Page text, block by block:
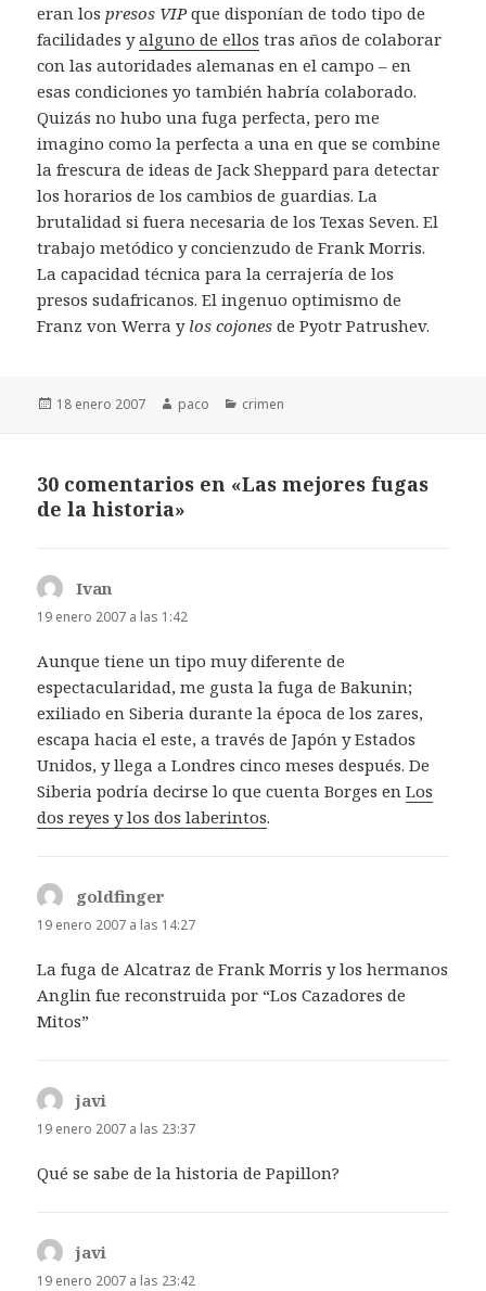
eran lospresos VIPque disponían de todo tipo de
facilidades yalguno de ellos tras años de colaborar
con las autoridades alemanas en el campo – en
esas condiciones yo también habría colaborado.
Quizás no hubo una fuga perfecta, pero me
imagino como la perfecta a una en que se combine
la frescura de ideas de Jack Sheppard para detectar
los horarios de los cambios de guardias. La
brutalidad si fuera necesaria de los Texas Seven. El
trabajo metódico y concienzudo de Frank Morris.
La capacidad técnica para la cerrajería de los
presos sudafricanos. El ingenuo optimismo de
Franz von Werra y los cojones de Pyotr Patrushev.
Publicado
18 enero 2007 Autor
paco Categorías
crimen
30 comentarios en «Las mejores fugas
de la historia»
Ivan
19 enero 2007 a las 1:42
Aunque tiene un tipo muy diferente de
espectacularidad, me gusta la fuga de Bakunin;
exiliado en Siberia durante la época de los zares,
escapa hacia el este, a través de Japón y Estados
Unidos, y llega a Londres cinco meses después. De
Siberia podría decirse lo que cuenta Borges enLos
dos reyes y los dos laberintos.
goldfinger
19 enero 2007 a las 14:27
La fuga de Alcatraz de Frank Morris y los hermanos
Anglin fue reconstruida por “Los Cazadores de
Mitos”
javi
19 enero 2007 a las 23:37
Qué se sabe de la historia de Papillon?
javi
19 enero 2007 a las 23:42